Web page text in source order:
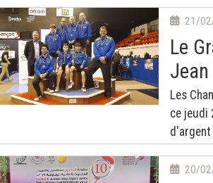
21/
Le
Jean
Les
ce jeudi
20/